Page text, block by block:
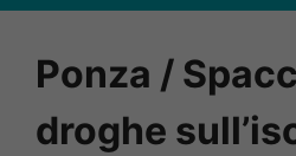
Ponza /
droghe